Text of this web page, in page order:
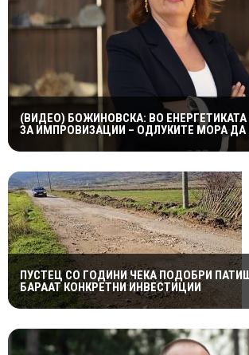
(ВИДЕО) БОЖИНОВСКА: ВО
ЗА ИМПРОВИЗАЦИИ – ОДЛУКИТЕ МОРА ДА
ПУСТЕЦ СО ГОДИНИ ЧЕКА ПОДОБРИ
БАРААТ КОНКРЕТНИ ИНВЕСТИЦИИ